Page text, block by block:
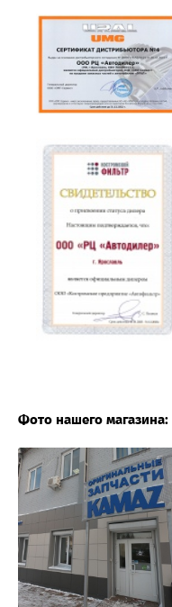
Фото нашего магазина: